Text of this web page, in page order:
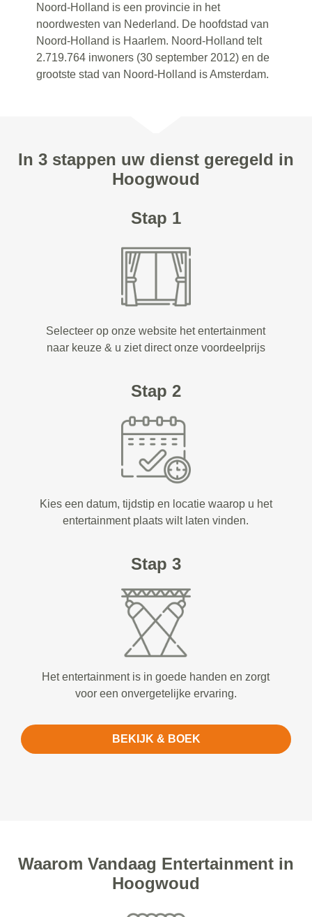
Noord-Holland is een provincie in het
noordwesten van Nederland. De hoofdstad van
Noord-Holland is Haarlem. Noord-Holland telt
2.719.764 inwoners (30 september 2012) en de
grootste stad van Noord-Holland is Amsterdam.
In 3 stappen uw dienst geregeld in
Hoogwoud
Stap 1
Selecteer op onze website het entertainment
naar keuze & u ziet direct onze voordeelprijs
Stap 2
Kies een datum, tijdstip en locatie waarop u het
entertainment plaats wilt laten vinden.
Stap 3
Het entertainment is in goede handen en zorgt
voor een onvergetelijke ervaring.
BEKIJK & BOEK
Waarom Vandaag Entertainment in
Hoogwoud